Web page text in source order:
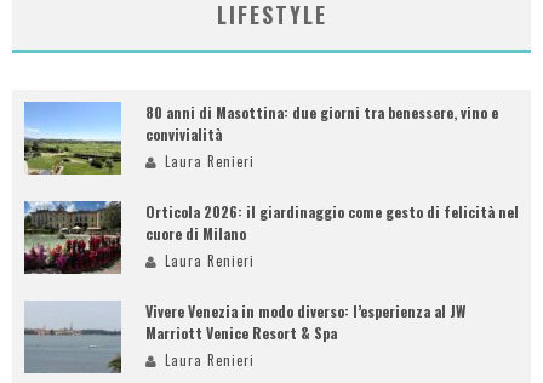
LIFESTYLE
80 anni di Masottina: due giorni tra benessere, vino e
convivialità
Laura Renieri
Orticola 2026: il giardinaggio come gesto di felicità nel
cuore di Milano
Laura Renieri
Vivere Venezia in modo diverso: l’esperienza al JW
Marriott Venice Resort & Spa
Laura Renieri